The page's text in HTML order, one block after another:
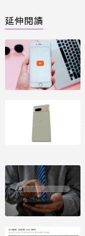
延伸閱讀